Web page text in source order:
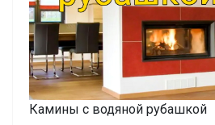
Камины с водяной рубашкой